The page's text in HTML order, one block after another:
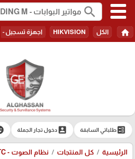
search
home الكل HIKVISION اجهزة تسجيل - Recorders
ballotطلباتي السابقة account_boxدخول تجار الجملة
الرئيسية كل المنتجات نظام الصوت - Sound System